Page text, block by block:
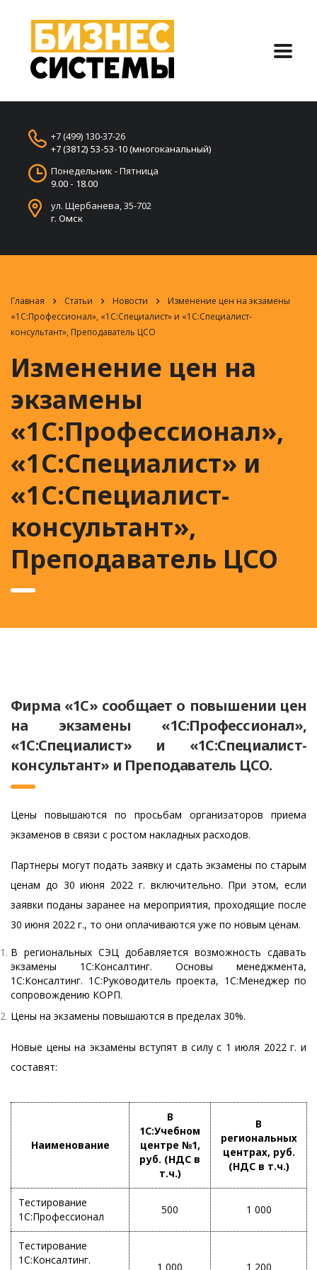
+7 (499) 130-37-26
+7 (3812) 53-53-10 (многоканальный)
Понедельник - Пятница
9.00 - 18.00
ул. Щербанева, 35-702
г. Омск
Главная Статьи Новости
Изменение цен на экзамены
«1С:Профессионал», «1С:Специалист» и «1С:Специалист-
консультант», Преподаватель ЦСО
Изменение цен на
экзамены
«1С:Профессионал»,
«1С:Специалист» и
«1С:Специалист-
консультант»,
Преподаватель ЦСО
Фирма «1С» сообщает о повышении цен
на экзамены «1С:Профессионал»,
«1С:Специалист» и «1С:Специалист-
консультант» и Преподаватель ЦСО.
Цены повышаются по просьбам организаторов приема
экзаменов в связи с ростом накладных расходов.
Партнеры могут подать заявку и сдать экзамены по старым
ценам до 30 июня 2022 г. включительно. При этом, если
заявки поданы заранее на мероприятия, проходящие после
30 июня 2022 г., то они оплачиваются уже по новым ценам.
В региональных СЭЦ добавляется возможность сдавать
экзамены 1С:Консалтинг. Основы менеджмента,
1С:Консалтинг. 1С:Руководитель проекта, 1С:Менеджер по
сопровождению КОРП.
Цены на экзамены повышаются в пределах 30%.
Новые цены на экзамены вступят в силу с 1 июля 2022 г. и
составят:
Наименование
В
1С:Учебном
центре №1,
руб. (НДС в
т.ч.)
В
региональных
центрах, руб.
(НДС в т.ч.)
Тестирование
1С:Профессионал
500 1 000
Тестирование
1С:Консалтинг.
1 000 1 200